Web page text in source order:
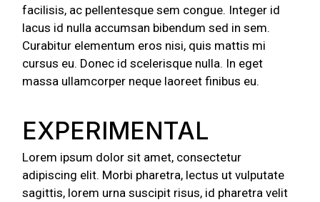
facilisis, ac pellentesque sem congue. Integer id
lacus id nulla accumsan bibendum sed in sem.
Curabitur elementum eros nisi, quis mattis mi
cursus eu. Donec id scelerisque nulla. In eget
massa ullamcorper neque laoreet finibus eu.
EXPERIMENTAL
Lorem ipsum dolor sit amet, consectetur
adipiscing elit. Morbi pharetra, lectus ut vulputate
sagittis, lorem urna suscipit risus, id pharetra velit